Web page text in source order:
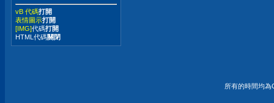
vB 代碼打開
表情圖示打開
[IMG]代碼打開
HTML代碼關閉
所有的時間均為